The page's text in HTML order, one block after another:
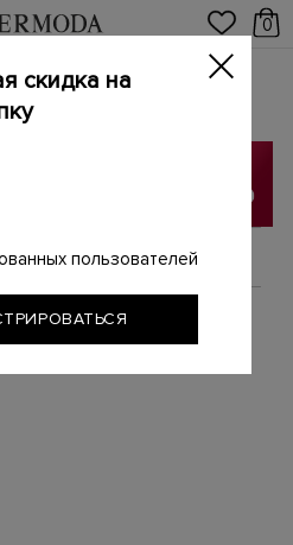
0
ботильоны
/ Обувь
СОРТИРОВАТЬ
скидка на
пользователей